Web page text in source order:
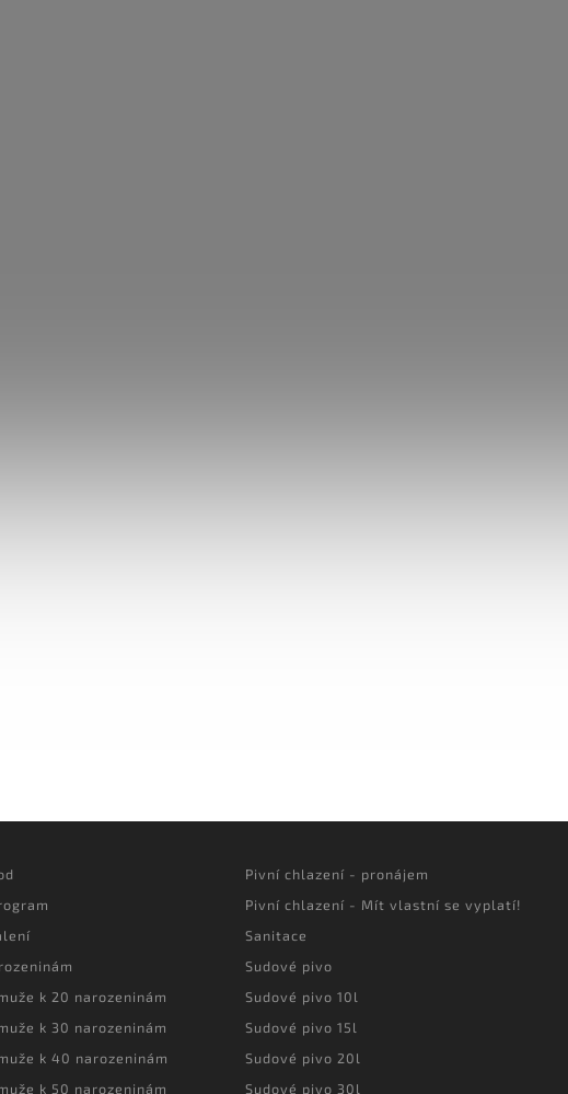
k 20 narozeninám
k 30 narozeninám
k 40 narozeninám
k 50 narozeninám
Pivní chlazení - pronájem
Pivní chlazení - Mít vlastní se vyplatí!
Sanitace
Sudové pivo
Sudové pivo 10l
Sudové pivo 15l
Sudové pivo 20l
Sudové pivo 30l